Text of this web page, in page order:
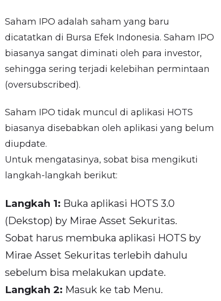
Saham IPO adalah saham yang baru
dicatatkan di Bursa Efek Indonesia. Saham IPO
biasanya sangat diminati oleh para investor,
sehingga sering terjadi kelebihan permintaan
(oversubscribed).
Saham IPO tidak muncul di aplikasi HOTS
biasanya disebabkan oleh aplikasi yang belum
diupdate.
Untuk mengatasinya, sobat bisa mengikuti
langkah-langkah berikut:
Langkah 1: Buka aplikasi HOTS 3.0
(Dekstop) by Mirae Asset Sekuritas.
Sobat harus membuka aplikasi HOTS by
Mirae Asset Sekuritas terlebih dahulu
sebelum bisa melakukan update.
Langkah 2: Masuk ke tab Menu.